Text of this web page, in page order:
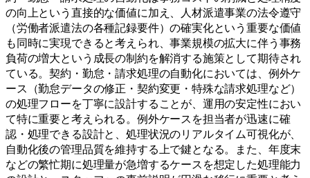
の向上という直接的な価値に加え、人材派遣事業の法令遵守
（労働者派遣法の各種記録要件）の確実化という重要な価値
も同時に実現できると考えられ、事業規模の拡大に伴う事務
負荷の増大という成長の制約を解消する施策として期待され
ている。契約・勤怠・請求処理の自動化においては、例外ケ
ース（勤怠データの修正・契約変更・特殊な請求処理など）
の処理フローを丁寧に設計することが、運用の安定性におい
て特に重要と考えられる。例外ケースを担当者が迅速に確
認・処理できる設計と、処理状況のリアルタイム可視化が、
自動化後の管理品質を維持する上で鍵となる。また、年度末
などの繁忙期に処理量が急増するケースを想定した処理能力